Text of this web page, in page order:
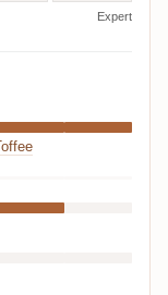
Expert
Toffee